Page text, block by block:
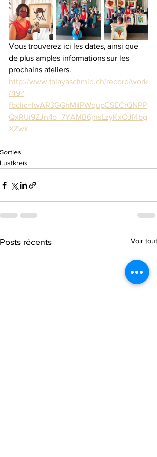
Vous trouverez ici les dates, ainsi que
de plus amples informations sur les
prochains ateliers.
http://www.talayaschmid.ch/record/work
/49?
fbclid=IwAR3GGhMilPWqupCSECrQNPP
QxRUi9ZJn4o_7YAMB6jnsLzyKxOJf4bg
XZwk
Sorties
Lustkreis
Posts récents Voir tout